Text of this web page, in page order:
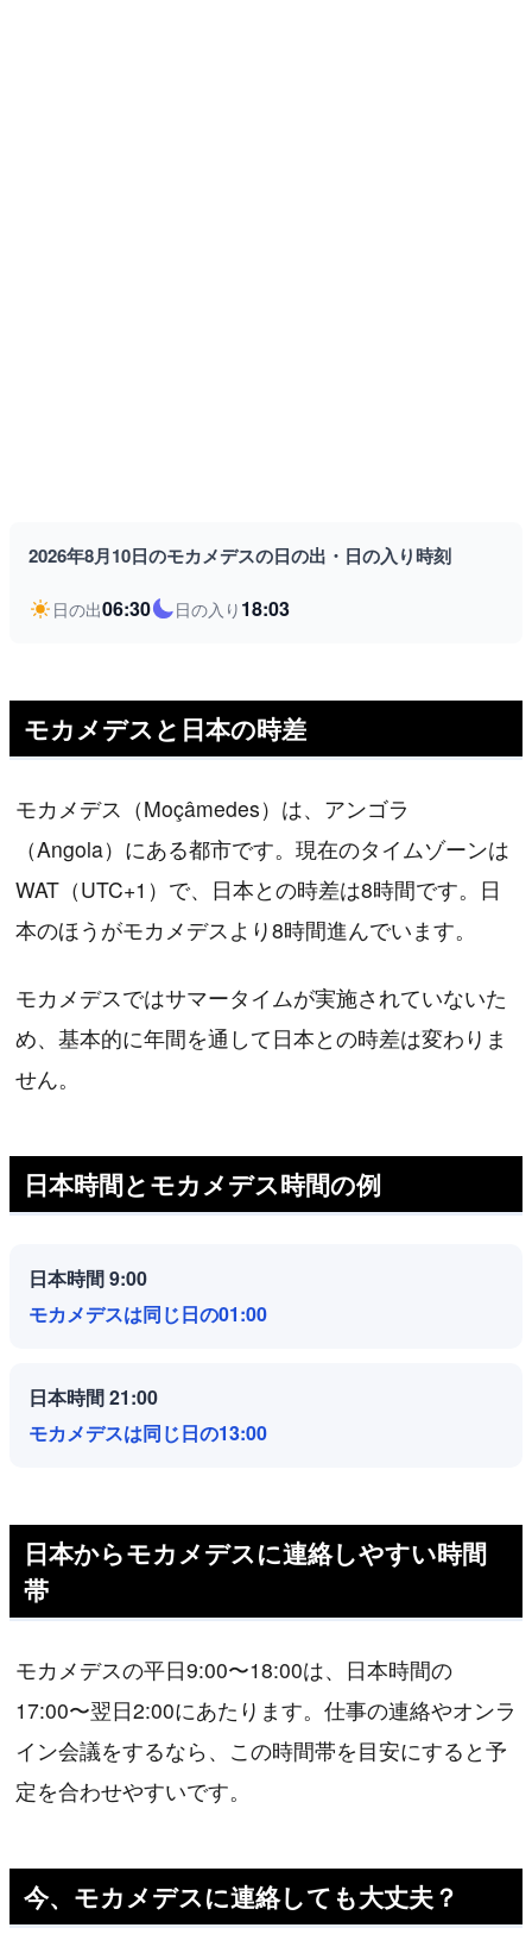
2026年8月10日のモカメデスの日の出・日の入り時刻
日の出06:30 日の入り 18:03
モカメデスと日本の時差
モカメデス（Moçâmedes）は、アンゴラ
（Angola）にある都市です。現在のタイムゾーンは
WAT（UTC+1）で、日本との時差は8時間です。日
本のほうがモカメデスより8時間進んでいます。
モカメデスではサマータイムが実施されていないた
め、基本的に年間を通して日本との時差は変わりま
せん。
日本時間とモカメデス時間の例
日本時間 9:00
モカメデスは同じ日の01:00
日本時間 21:00
モカメデスは同じ日の13:00
日本からモカメデスに連絡しやすい時間
帯
モカメデスの平日9:00〜18:00は、日本時間の
17:00〜翌日2:00にあたります。仕事の連絡やオンラ
イン会議をするなら、この時間帯を目安にすると予
定を合わせやすいです。
今、モカメデスに連絡しても大丈夫？